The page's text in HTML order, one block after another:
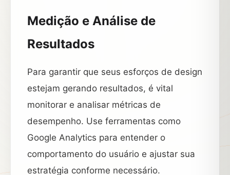
Medição e Análise de
Resultados
Para garantir que seus esforços de design
estejam gerando resultados, é vital
monitorar e analisar métricas de
desempenho. Use ferramentas como
Google Analytics para entender o
comportamento do usuário e ajustar sua
estratégia conforme necessário.